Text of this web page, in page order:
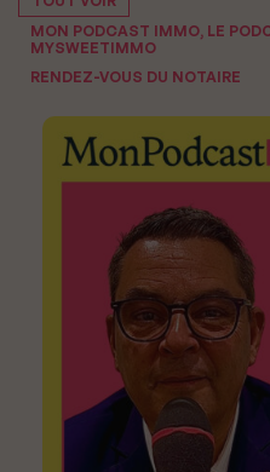
MON PODCAST IMMO, LE
MYSWEETIMMO
RENDEZ-VOUS DU NOTAIRE